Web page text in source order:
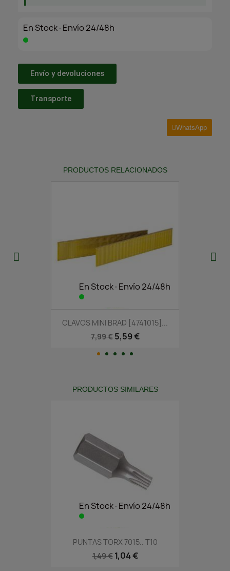
En Stock·Envío 24/48h
Envío y devoluciones
Transporte
WhatsApp
PRODUCTOS RELACIONADOS
En Stock·Envío 24/48h
CLAVOS MINI BRAD [4741015]...
7,99 € 5,59 €
PRODUCTOS SIMILARES
En Stock·Envío 24/48h
PUNTAS TORX 7015.. T10
1,49 € 1,04 €